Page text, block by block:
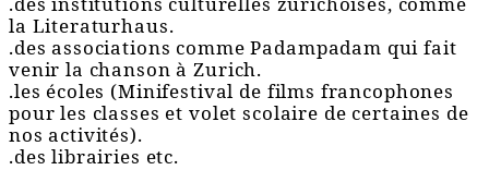
la Literaturhaus.
.des associations comme Padampadam qui fait
venir la chanson à Zurich.
.les écoles (Minifestival de films francophones
pour les classes et volet scolaire de certaines de
nos activités).
.des librairies etc.